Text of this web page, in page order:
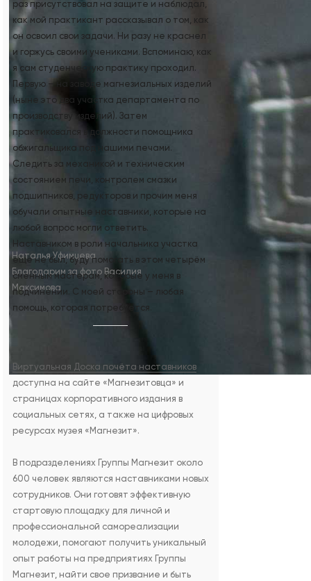
Наталья Уфимцева
Благодарим за фото Василия
Максимова
раз присутствовал на защите и наблюдал,
как мой практикант рассказывал о том, как
он освоил свои задачи. Ни разу не краснел
и горжусь своими учениками. Вспоминаю, как
я сам студенческую практику проходил.
Первую – на заводе магнезиальных изделий
(ныне это два участка департамента по
производству изделий). Затем
практиковался в должности помощника
обжигальщика под нашими печами.
Следить за механикой и техническим
состоянием печи, контролем смазки
подшипников, редукторов и прочим меня
обучали опытные наставники, которые на
любой вопрос могли ответить.
Наставником в роли начальника участка
ещё не был, буду помогать в этом четырём
сменным мастерам, которые у меня в
подчинении. С моей стороны – любая
помощь, которая потребуется.
Виртуальная Доска почёта наставников
доступна на сайте «Магнезитовца» и
страницах корпоративного издания в
социальных сетях, а также на цифровых
ресурсах музея «Магнезит».
В подразделениях Группы Магнезит около
600 человек являются наставниками новых
сотрудников. Они готовят эффективную
стартовую площадку для личной и
профессиональной самореализации
молодежи, помогают получить уникальный
опыт работы на предприятиях Группы
Магнезит, найти свое призвание и быть